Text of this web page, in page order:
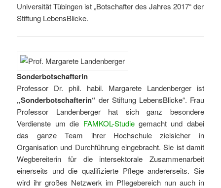
Universität Tübingen ist „Botschafter des Jahres 2017“ der
Stiftung LebensBlicke.
Sonderbotschafterin
Professor Dr. phil. habil. Margarete Landenberger ist
„Sonderbotschafterin“der Stiftung LebensBlicke“. Frau
Professor Landenberger hat sich ganz besondere
Verdienste um die FAMKOL-Studie gemacht und dabei
das ganze Team ihrer Hochschule zielsicher in
Organisation und Durchführung eingebracht. Sie ist damit
Wegbereiterin für die intersektorale Zusammenarbeit
einerseits und die qualifizierte Pflege andererseits. Sie
wird ihr großes Netzwerk im Pflegebereich nun auch in